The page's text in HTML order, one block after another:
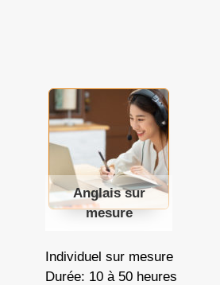
Anglais sur
mesure
Individuel sur mesure
Durée: 10 à 50 heures